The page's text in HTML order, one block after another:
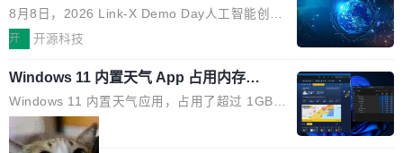
段。按这个时间线，最早可能在 2026 年底或 2
027 年初发布。 这个节点很微妙。Anthropic 刚
在 5 月发布了 Mythos 5...
HTTP/2 网络框架，要么闭源，要么底层建立在
Netty 之上，真正自研的 Java 实现几乎没有。
wastnet 是一款完全自研、零第三方依赖的轻量
级 Java 网络应用框架，核心基于 JDK 原生 NI
O 构建 Reactor 多路复用模型，不依赖 Netty、
Tomcat 等任何第三方网络库。其 HTTP/2 协议
栈从 HPACK、Huffman 到 ALPN 均为自主实
与产业迭代提速
8月8日，2026 Link-X Demo Day人工智能创新
项目展在北京中关村举办。本次活动由星连资
业、学术、投资人士，集中展出近百项覆盖AI芯
片、算力、模型、应用全链条创新项目，聚焦AI
技术产业化落地与资本对接，呈现当前国内AI前
沿技术突破与商业化最新进展。 活动围绕AI学术
开 开源科技
Windows 11 内置天气 App 占用内存超
过 1GB
Windows 11 内置天气应用，占用了超过 1GB
内存。 Notebookcheck 的测试发现这个数字
时，反复确认了多次。不是 100MB，不是 500
局